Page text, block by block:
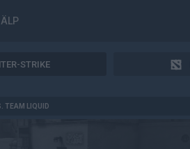
STRIKE
TEAM LIQUID